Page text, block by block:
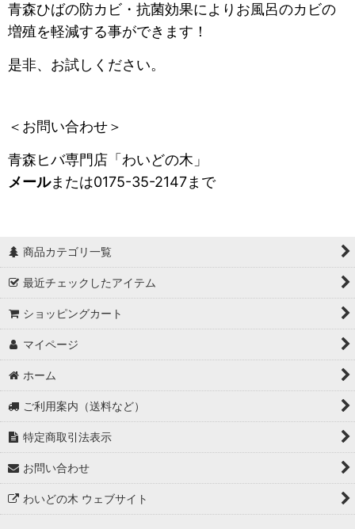
青森ひばの防カビ・抗菌効果によりお風呂のカビの
増殖を軽減する事ができます！
是非、お試しください。
＜お問い合わせ＞
青森ヒバ専門店「わいどの木」
メールまたは0175-35-2147まで
商品カテゴリ一覧
最近チェックしたアイテム
ショッピングカート
マイページ
ホーム
ご利用案内（送料など）
特定商取引法表示
お問い合わせ
わいどの木 ウェブサイト